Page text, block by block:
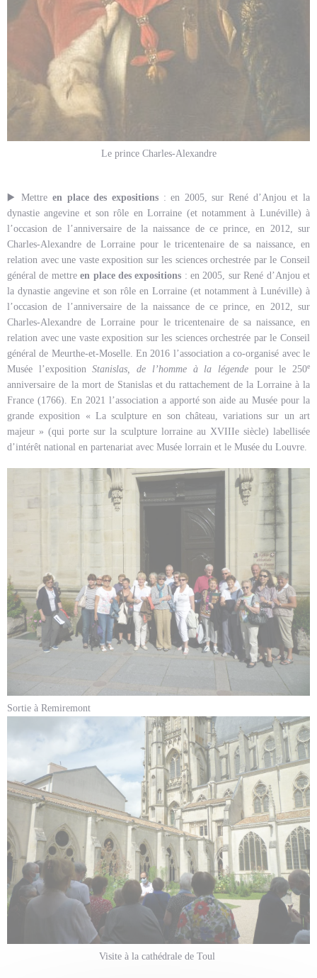
Le prince Charles-Alexandre
▶️ Mettre en place des expositions: en 2005, sur René d’Anjou et la
dynastie angevine et son rôle en Lorraine (et notamment à Lunéville) à
l’occasion de l’anniversaire de la naissance de ce prince, en 2012, sur
Charles-Alexandre de Lorraine pour le tricentenaire de sa naissance, en
relation avec une vaste exposition sur les sciences orchestrée par le Conseil
général de mettreen place des expositions : en 2005, sur René d’Anjou et
la dynastie angevine et son rôle en Lorraine (et notamment à Lunéville) à
l’occasion de l’anniversaire de la naissance de ce prince, en 2012, sur
Charles-Alexandre de Lorraine pour le tricentenaire de sa naissance, en
relation avec une vaste exposition sur les sciences orchestrée par le Conseil
général de Meurthe-et-Moselle. En 2016 l’association a co-organisé avec le
Musée l’expositionStanislas, de l’homme à la légendepour le 250e
anniversaire de la mort de Stanislas et du rattachement de la Lorraine à la
France (1766). En 2021 l’association a apporté son aide au Musée pour la
grande exposition « La sculpture en son château, variations sur un art
majeur » (qui porte sur la sculpture lorraine au XVIIIe siècle) labellisée
d’intérêt national en partenariat avec Musée lorrain et le Musée du Louvre.
Sortie à Remiremont
Visite à la cathédrale de Toul